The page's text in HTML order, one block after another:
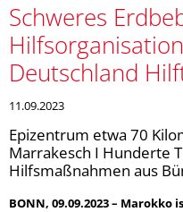
Schweres
Deutschland
11.09.2023
Epizentrum etwa 70
Marrakesch I Hunderte
Hilfsmaßnahmen aus
BONN, 09.09.2023 –